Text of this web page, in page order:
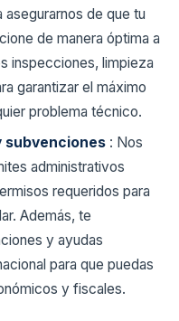
de que tu
de manera óptima a
inspecciones, limpieza
garantizar el máximo
problema técnico.
subvenciones : Nos
administrativos
requeridos para
Además, te
y ayudas
para que puedas
y fiscales.